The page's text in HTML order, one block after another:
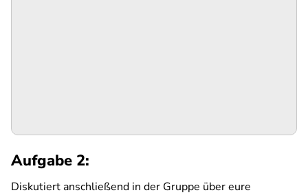
Aufgabe 2:
Diskutiert anschließend in der Gruppe über eure